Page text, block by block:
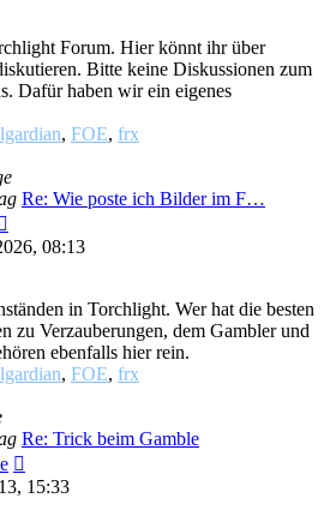
Forum. Hier könnt ihr über
Bitte keine Diskussionen zum
Dafür haben wir ein eigenes
, FOE, frx
Re: Wie poste ich Bilder im F…
Beitrag08:13
in Torchlight. Wer hat die besten
zu Verzauberungen, dem Gambler und
ebenfalls hier rein.
, FOE, frx
Re: Trick beim Gamble
Beitrag
15:33